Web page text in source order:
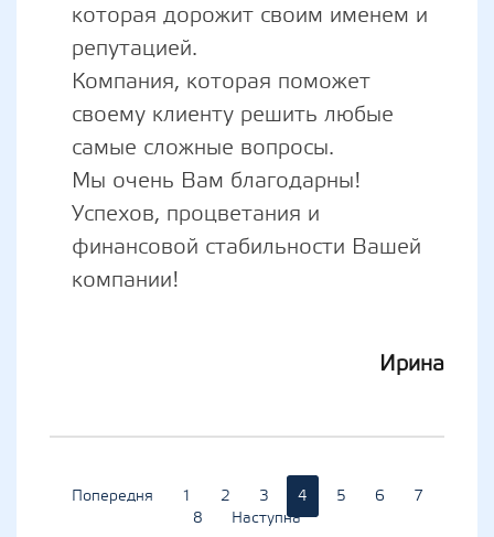
которая дорожит своим именем и
репутацией.
Компания, которая поможет
своему клиенту решить любые
самые сложные вопросы.
Мы очень Вам благодарны!
Успехов, процветания и
финансовой стабильности Вашей
компании!
Ирина
Попередня 1 2 3 4 5 6
7
8
Наступна